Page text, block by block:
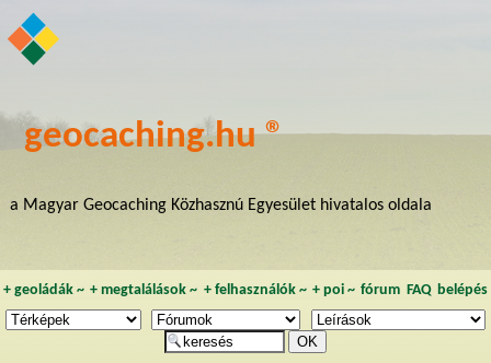
geocaching.hu ®
a Magyar Geocaching Közhasznú Egyesület hivatalos oldala
+ geoládák~ +megtalálások ~ + felhasználók~ + poi~ fórum FAQ belépés